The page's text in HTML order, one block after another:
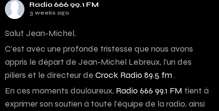
Radio 666 99.1 FM
3 weeks ago
Salut Jean-Michel,
C’est avec une profonde tristesse que nous avons
appris le départ de Jean-Michel Lebreux, l’un des
piliers et le directeur de Crock Radio 89.5 fm .
En ces moments douloureux, Radio 666 99.1 FM tient à
exprimer son soutien à toute l’équipe de la radio, ainsi